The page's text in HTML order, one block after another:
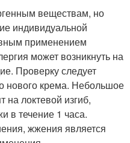
веществам, но
индивидуальной
применением
может возникнуть на
Проверку следует
нового крема. Небольшое
на локтевой изгиб,
в течение 1 часа.
жжения является